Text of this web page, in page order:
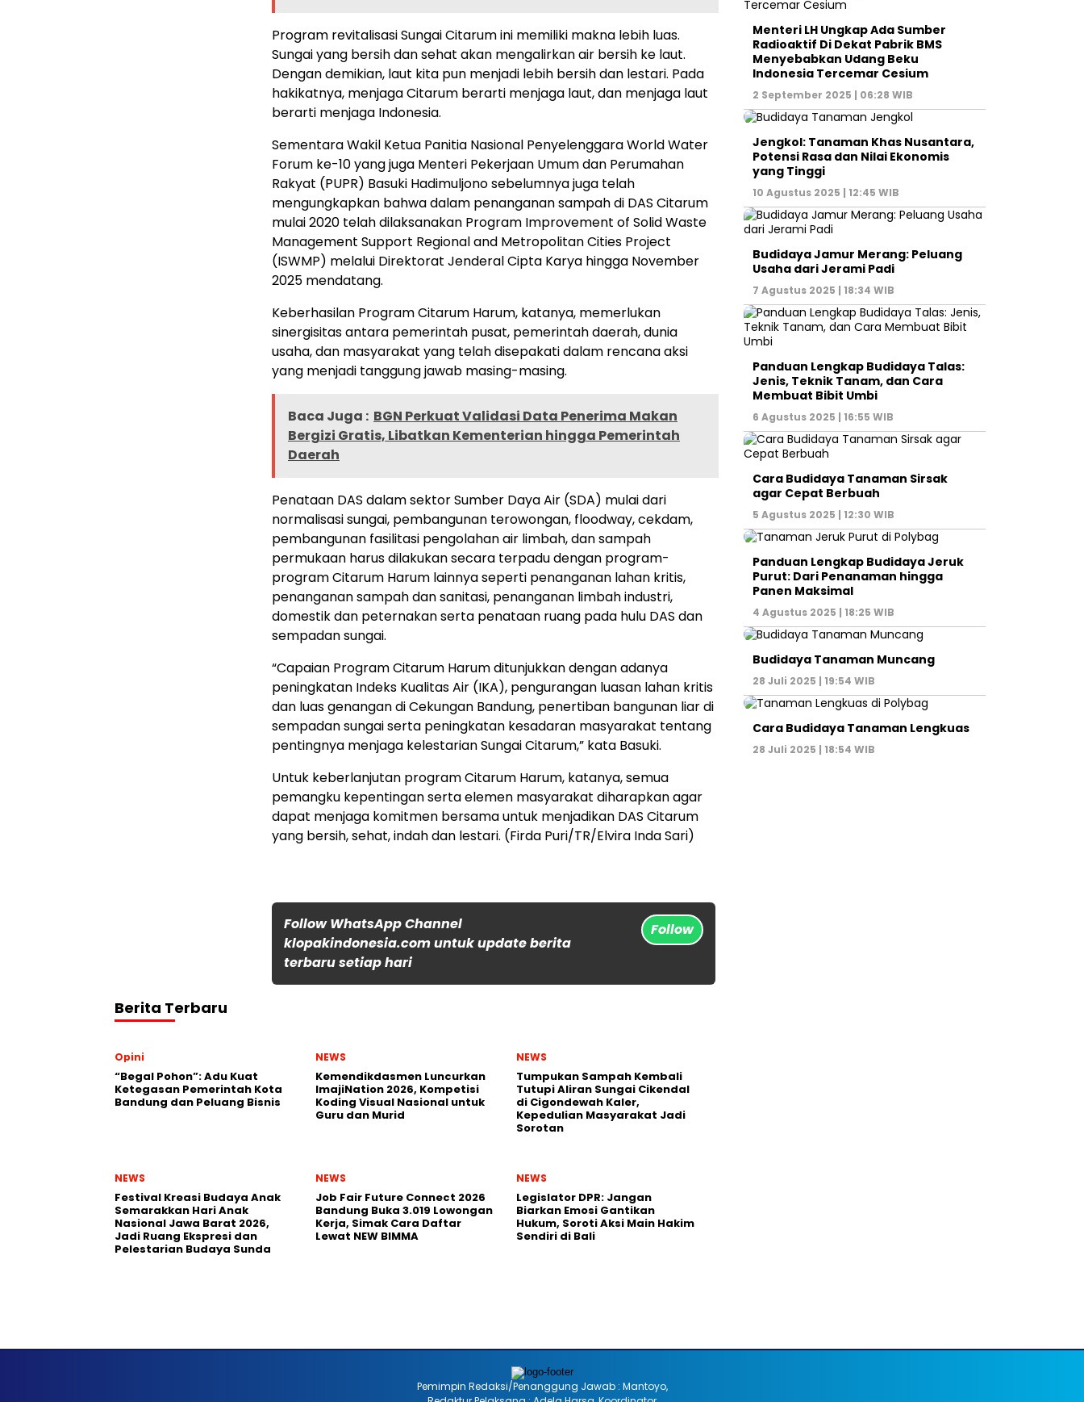
Program revitalisasi Sungai Citarum ini memiliki makna lebih luas.
Sungai yang bersih dan sehat akan mengalirkan air bersih ke laut.
Dengan demikian, laut kita pun menjadi lebih bersih dan lestari. Pada
hakikatnya, menjaga Citarum berarti menjaga laut, dan menjaga laut
berarti menjaga Indonesia.
Sementara Wakil Ketua Panitia Nasional Penyelenggara World Water
Forum ke-10 yang juga Menteri Pekerjaan Umum dan Perumahan
Rakyat (PUPR) Basuki Hadimuljono sebelumnya juga telah
mengungkapkan bahwa dalam penanganan sampah di DAS Citarum
mulai 2020 telah dilaksanakan Program Improvement of Solid Waste
Management Support Regional and Metropolitan Cities Project
(ISWMP) melalui Direktorat Jenderal Cipta Karya hingga November
2025 mendatang.
Keberhasilan Program Citarum Harum, katanya, memerlukan
sinergisitas antara pemerintah pusat, pemerintah daerah, dunia
usaha, dan masyarakat yang telah disepakati dalam rencana aksi
yang menjadi tanggung jawab masing-masing.
Baca Juga : BGN Perkuat Validasi Data Penerima Makan
Bergizi Gratis, Libatkan Kementerian hingga Pemerintah
Daerah
Penataan DAS dalam sektor Sumber Daya Air (SDA) mulai dari
normalisasi sungai, pembangunan terowongan, floodway, cekdam,
pembangunan fasilitasi pengolahan air limbah, dan sampah
permukaan harus dilakukan secara terpadu dengan program-
program Citarum Harum lainnya seperti penanganan lahan kritis,
penanganan sampah dan sanitasi, penanganan limbah industri,
domestik dan peternakan serta penataan ruang pada hulu DAS dan
sempadan sungai.
“Capaian Program Citarum Harum ditunjukkan dengan adanya
peningkatan Indeks Kualitas Air (IKA), pengurangan luasan lahan kritis
dan luas genangan di Cekungan Bandung, penertiban bangunan liar di
sempadan sungai serta peningkatan kesadaran masyarakat tentang
pentingnya menjaga kelestarian Sungai Citarum,” kata Basuki.
Untuk keberlanjutan program Citarum Harum, katanya, semua
pemangku kepentingan serta elemen masyarakat diharapkan agar
dapat menjaga komitmen bersama untuk menjadikan DAS Citarum
yang bersih, sehat, indah dan lestari. (Firda Puri/TR/Elvira Inda Sari)
Follow WhatsApp Channel
klopakindonesia.com untuk update berita
terbaru setiap hari
Follow
Berita Terbaru
Opini
“Begal Pohon”: Adu Kuat
Ketegasan Pemerintah Kota
Bandung dan Peluang Bisnis
NEWS
Kemendikdasmen Luncurkan
ImajiNation 2026, Kompetisi
Koding Visual Nasional untuk
Guru dan Murid
NEWS
Tumpukan Sampah Kembali
Tutupi Aliran Sungai Cikendal
di Cigondewah Kaler,
Kepedulian Masyarakat Jadi
Sorotan
NEWS
Festival Kreasi Budaya Anak
Semarakkan Hari Anak
Nasional Jawa Barat 2026,
Jadi Ruang Ekspresi dan
Pelestarian Budaya Sunda
NEWS
Job Fair Future Connect 2026
Bandung Buka 3.019 Lowongan
Kerja, Simak Cara Daftar
Lewat NEW BIMMA
NEWS
Legislator DPR: Jangan
Biarkan Emosi Gantikan
Hukum, Soroti Aksi Main Hakim
Sendiri di Bali
Menteri LH Ungkap Ada Sumber
Radioaktif Di Dekat Pabrik BMS
Menyebabkan Udang Beku
Indonesia Tercemar Cesium
2 September 2025 | 06:28 WIB
Jengkol: Tanaman Khas Nusantara,
Potensi Rasa dan Nilai Ekonomis
yang Tinggi
10 Agustus 2025 | 12:45 WIB
Budidaya Jamur Merang: Peluang
Usaha dari Jerami Padi
7 Agustus 2025 | 18:34 WIB
Panduan Lengkap Budidaya Talas:
Jenis, Teknik Tanam, dan Cara
Membuat Bibit Umbi
6 Agustus 2025 | 16:55 WIB
Cara Budidaya Tanaman Sirsak
agar Cepat Berbuah
5 Agustus 2025 | 12:30 WIB
Panduan Lengkap Budidaya Jeruk
Purut: Dari Penanaman hingga
Panen Maksimal
4 Agustus 2025 | 18:25 WIB
Budidaya Tanaman Muncang
28 Juli 2025 | 19:54 WIB
Cara Budidaya Tanaman Lengkuas
28 Juli 2025 | 18:54 WIB
Pemimpin Redaksi/Penanggung Jawab : Mantoyo,